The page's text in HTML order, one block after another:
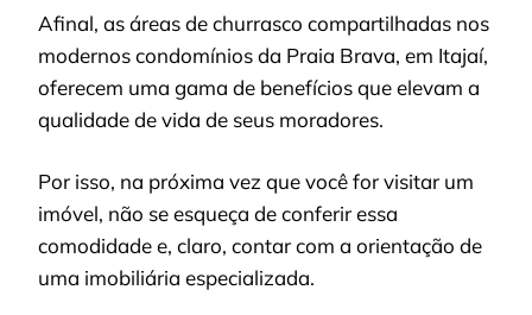
Afinal, as áreas de churrasco compartilhadas nos
modernos condomínios da Praia Brava, em Itajaí,
oferecem uma gama de benefícios que elevam a
qualidade de vida de seus moradores.
Por isso, na próxima vez que você for visitar um
imóvel, não se esqueça de conferir essa
comodidade e, claro, contar com a orientação de
uma imobiliária especializada.